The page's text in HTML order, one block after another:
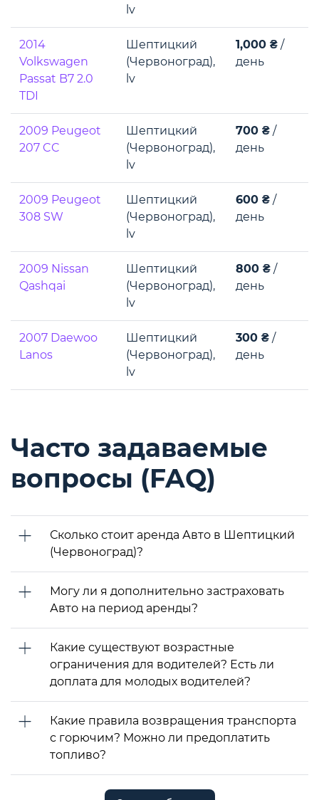
lv
2014
Volkswagen
Passat B7 2.0
TDI
Шептицкий
(Червоноград),
lv
1,000 ₴ /
день
2009 Peugeot
207 CC
Шептицкий
(Червоноград),
lv
700 ₴ /
день
2009 Peugeot
308 SW
Шептицкий
(Червоноград),
lv
600 ₴ /
день
2009 Nissan
Qashqai
Шептицкий
(Червоноград),
lv
800 ₴ /
день
2007 Daewoo
Lanos
Шептицкий
(Червоноград),
lv
300 ₴ /
день
Часто задаваемые
вопросы (FAQ)
Сколько стоит аренда Авто в Шептицкий
(Червоноград)?
Могу ли я дополнительно застраховать
Авто на период аренды?
Какие существуют возрастные
ограничения для водителей? Есть ли
доплата для молодых водителей?
Какие правила возвращения транспорта
с горючим? Можно ли предоплатить
топливо?